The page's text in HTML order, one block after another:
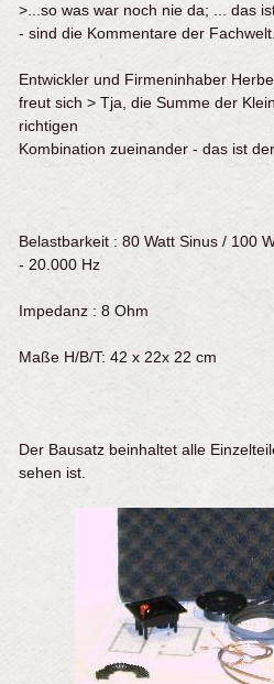
>...so was war noch nie da; ... das
- sind die Kommentare der Fachwelt.
Entwickler und Firmeninhaber
freut sich > Tja, die Summe der
richtigen
Kombination zueinander - das ist
Belastbarkeit : 80 Watt Sinus / 100
- 20.000 Hz
Impedanz : 8 Ohm
Maße H/B/T: 42 x 22x 22 cm
Der Bausatz beinhaltet alle
sehen ist.